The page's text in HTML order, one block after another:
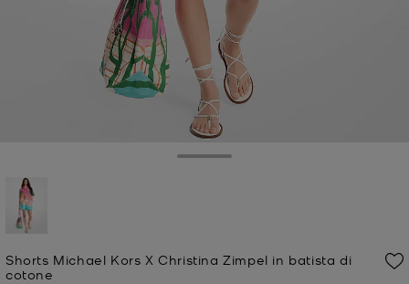
Shorts Michael Kors X Christina Zimpel in batista di
cotone